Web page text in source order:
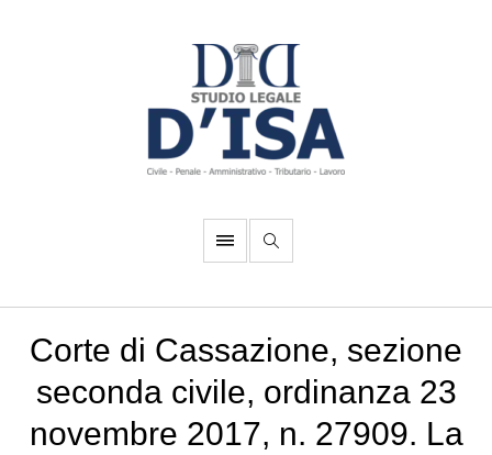
Corte di Cassazione, sezione
seconda civile, ordinanza 23
novembre 2017, n. 27909. La